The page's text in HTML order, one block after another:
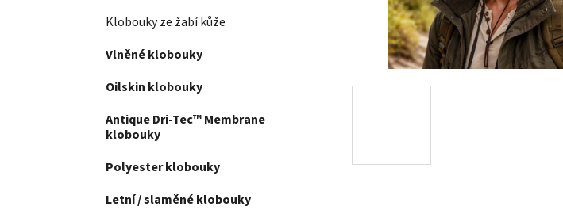
Klobouky ze žabí kůže
Vlněné klobouky
Oilskin klobouky
Antique Dri-Tec™ Membrane
klobouky
Polyester klobouky
Letní / slaměné klobouky